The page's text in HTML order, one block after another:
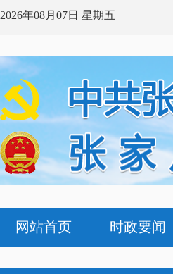
2026年08月07日 星期五
网站首页 时政要闻